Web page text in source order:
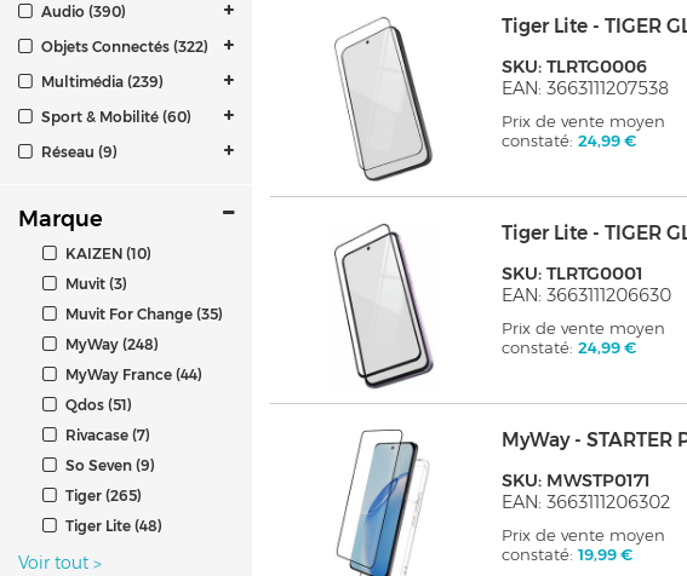
Audio (390)
Objets Connectés (322)
Multimédia (239)
Sport & Mobilité (60)
Réseau (9)
Marque
KAIZEN (10)
Muvit (3)
Muvit For Change (35)
MyWay (248)
MyWay France (44)
Qdos (51)
Rivacase (7)
So Seven (9)
Tiger (265)
Tiger Lite (48)
Voir tout >
Tiger Lite - TIGER
SKU: TLRTG0006
EAN: 3663111207538
Prix de vente moyen
constaté:24,99 €
Tiger Lite - TIGER
SKU: TLRTG0001
EAN: 3663111206630
Prix de vente moyen
constaté:24,99 €
MyWay - STARTER
SKU: MWSTP0171
EAN: 3663111206302
Prix de vente moyen
constaté:19,99 €